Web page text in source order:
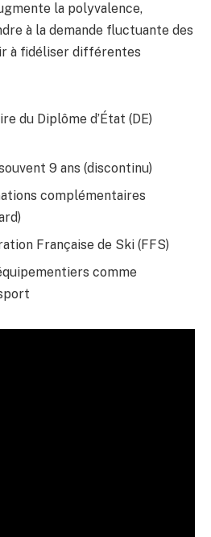
la polyvalence,
à la demande fluctuante des
à fidéliser différentes
du Diplôme d’État (DE)
9 ans (discontinu)
complémentaires
Française de Ski (FFS)
comme